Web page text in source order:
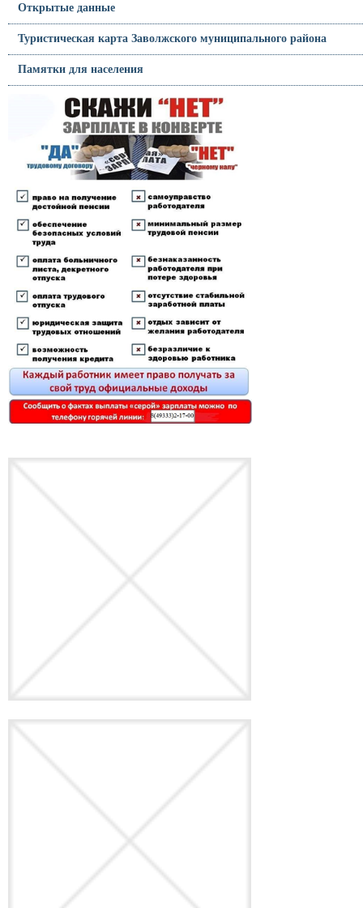
Открытые данные
Туристическая карта Заволжского муниципального района
Памятки для населения